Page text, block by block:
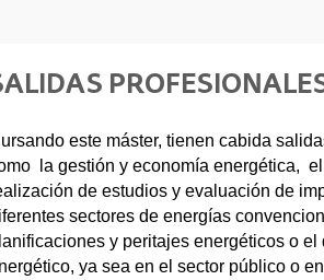
este máster, tienen cabida
la gestión y economía energética,
de estudios y evaluación de
sectores de energías
y peritajes energéticos o
ya sea en el sector público o